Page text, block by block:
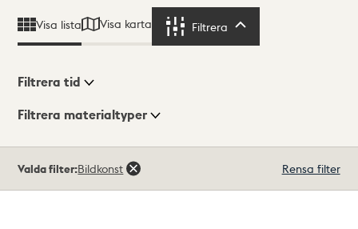
Visa lista Visa karta Filtrera
Visningsläge
Filtrera tid
Filtrera materialtyper
träffar
Valda filter:Bildkonst Rensa filter